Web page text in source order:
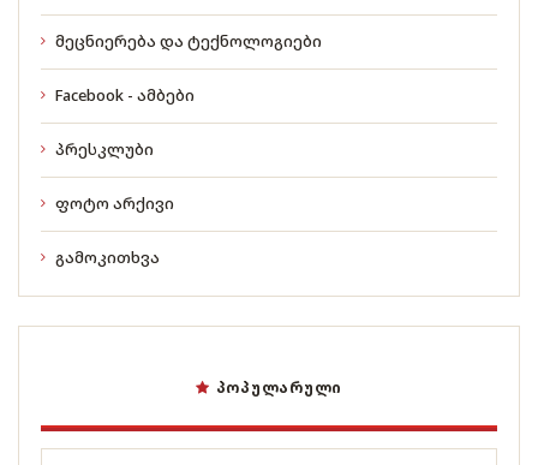
მეცნიერება და ტექნოლოგიები
Facebook - ამბები
პრესკლუბი
ფოტო არქივი
გამოკითხვა
ᲞᲝᲞᲣᲚᲐᲠᲣᲚᲘ